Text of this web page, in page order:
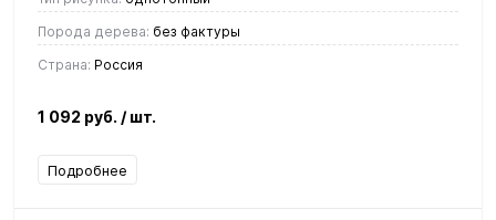
Порода дерева: без фактуры
Страна: Россия
1 092 руб. / шт.
Подробнее